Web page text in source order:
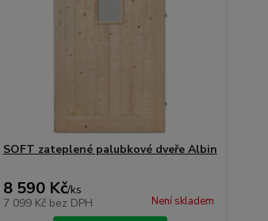
SOFT zateplené palubkové dveře Albin
8 590 Kč/ks
7 099 Kč bez DPH Není skladem